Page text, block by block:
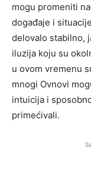
mogu promeniti
događaje i
delovalo stabilno,
iluzija koju su
u ovom vremenu
mnogi Ovnovi
intuicija i
primećivali.